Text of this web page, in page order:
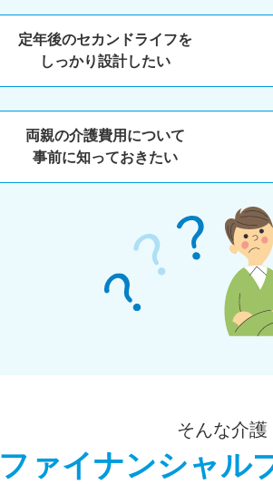
定年後のセカンドライフを
しっかり設計したい
両親の介護費用について
事前に知っておきたい
そんな介
ファイナンシャル